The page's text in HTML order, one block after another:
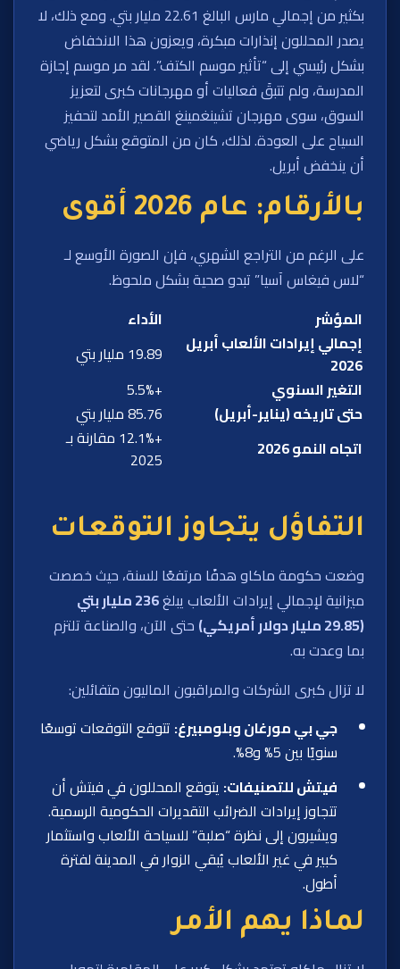
بكثير من إجمالي مارس البالغ 22.61 مليار بتي. ومع ذلك، لا
يصدر المحللون إنذارات مبكرة، ويعزون هذا الانخفاض
بشكل رئيسي إلى “تأثير موسم الكتف”. لقد مر موسم إجازة
المدرسة، ولم تتبقَ فعاليات أو مهرجانات كبرى لتعزيز
السوق، سوى مهرجان تشينغمينغ القصير الأمد لتحفيز
السياح على العودة. لذلك، كان من المتوقع بشكل رياضي
أن ينخفض ​​أبريل.
بالأرقام: عام 2026 أقوى
على الرغم من التراجع الشهري، فإن الصورة الأوسع لـ
“لاس فيغاس آسيا” تبدو صحية بشكل ملحوظ.
المؤشر
الأداء
إجمالي إيرادات الألعاب أبريل
2026
19.89 مليار بتي
التغير السنوي
+5.5%
حتى تاريخه (يناير-أبريل)
85.76 مليار بتي
اتجاه النمو 2026
+12.1% مقارنة بـ
2025
التفاؤل يتجاوز التوقعات
وضعت حكومة ماكاو هدفًا مرتفعًا للسنة، حيث خصصت
ميزانية لإجمالي إيرادات الألعاب يبلغ
236 مليار بتي
(29.85 مليار دولار أمريكي)
حتى الآن، والصناعة تلتزم
بما وعدت به.
لا تزال كبرى الشركات والمراقبون الماليون متفائلين:
جي بي مورغان وبلومبيرغ: تتوقع التوقعات توسعًا
سنويًا بين 5% و8%.
فيتش للتصنيفات: يتوقع المحللون في فيتش أن
تتجاوز إيرادات الضرائب التقديرات الحكومية الرسمية.
ويشیرون إلى نظرة “صلبة” للسياحة الألعاب واستثمار
كبير في غير الألعاب يُبقي الزوار في المدينة لفترة
أطول.
لماذا يهم الأمر